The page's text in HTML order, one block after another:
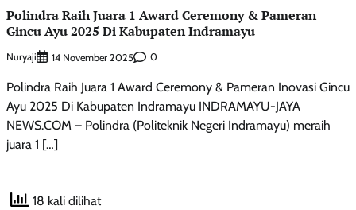
Polindra Raih Juara 1 Award Ceremony & Pameran
Gincu Ayu 2025 Di Kabupaten Indramayu
Nuryaji 14 November 2025 0
Polindra Raih Juara 1 Award Ceremony & Pameran Inovasi Gincu
Ayu 2025 Di Kabupaten Indramayu INDRAMAYU-JAYA
NEWS.COM – Polindra (Politeknik Negeri Indramayu) meraih
juara 1 […]
18 kali dilihat